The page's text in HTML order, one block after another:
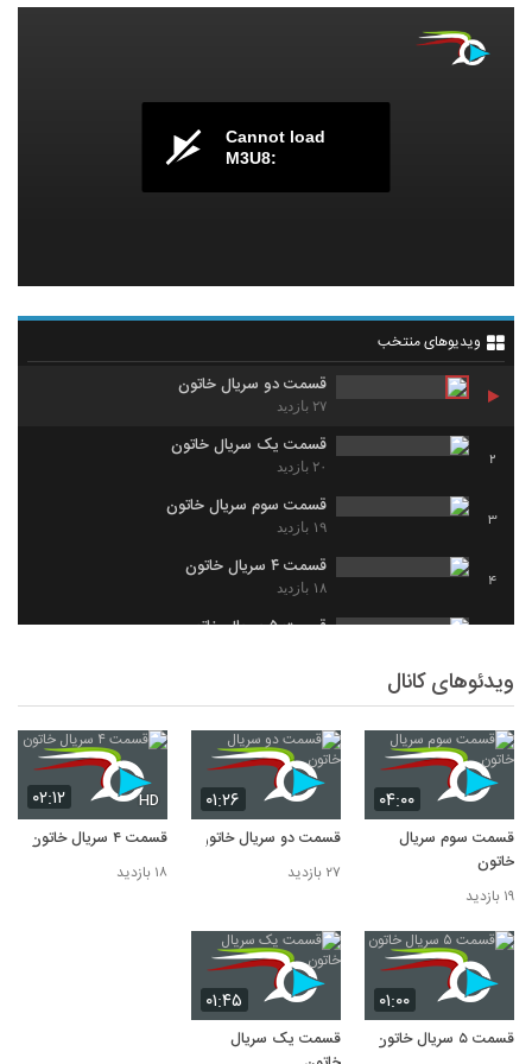
Cannot load
M3U8:
ویدیوهای منتخب
قسمت دو سریال خاتون
۲۷ بازدید
2
قسمت یک سریال خاتون
۲۰ بازدید
3
قسمت سوم سریال خاتون
۱۹ بازدید
4
قسمت ۴ سریال خاتون
۱۸ بازدید
قسمت ۵ سریال خاتون
ویدئوهای کانال
۰۴:۰۰
قسمت سوم سریال
خاتون
۱۹ بازدید
۰۱:۲۶
قسمت دو سریال خاتون
۲۷ بازدید
۰۲:۱۲ HD
قسمت ۴ سریال خاتون
۱۸ بازدید
۰۱:۰۰
قسمت ۵ سریال خاتون
۰۱:۴۵
قسمت یک سریال